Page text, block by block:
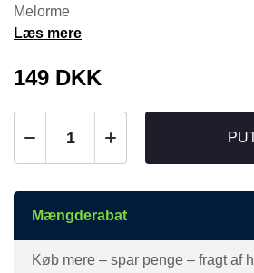
Melorme
Læs mere
149 DKK
Mængderabat
Køb mere – spar penge – fragt af